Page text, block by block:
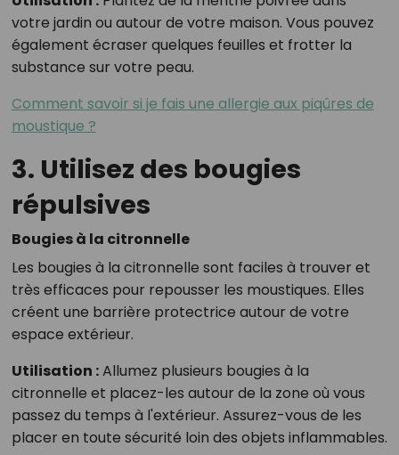
votre jardin ou autour de votre maison. Vous pouvez
également écraser quelques feuilles et frotter la
substance sur votre peau.
Comment savoir si je fais une allergie aux piqûres de
moustique ?
3. Utilisez des bougies
répulsives
Bougies à la citronnelle
Les bougies à la citronnelle sont faciles à trouver et
très efficaces pour repousser les moustiques. Elles
créent une barrière protectrice autour de votre
espace extérieur.
Utilisation :Allumez plusieurs bougies à la
citronnelle et placez-les autour de la zone où vous
passez du temps à l'extérieur. Assurez-vous de les
placer en toute sécurité loin des objets inflammables.